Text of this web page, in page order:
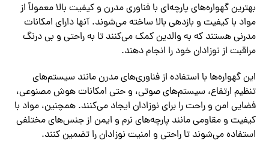
بهترین گهواره‌های پارچه‌ای با فناوری مدرن و کیفیت بالا معمولاً از
مواد با کیفیت و بازدهی بالا ساخته می‌شوند. آنها دارای امکانات
مدرنی هستند که به والدین کمک می‌کنند تا به راحتی و بی درنگ
مراقبت از نوزادان خود را انجام دهند.
این گهواره‌ها با استفاده از فناوری‌های مدرن مانند سیستم‌های
تنظیم ارتفاع، سیستم‌های صوتی، و حتی امکانات هوش مصنوعی،
فضایی امن و راحت را برای نوزادان ایجاد می‌کنند. همچنین، مواد با
کیفیت و مقاومی مانند پارچه‌های نرم و ایمن از جنس‌های مختلفی
استفاده می‌شوند تا راحتی و امنیت نوزادان را تضمین کنند.